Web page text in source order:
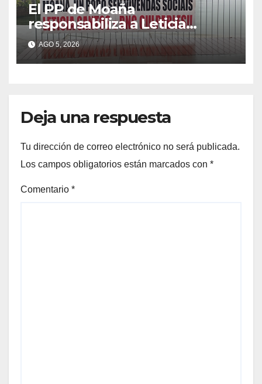
El PP de Moaña
responsabiliza a Leticia
Santos de poner en riesgo la
construcción de viviendas
sociales de As Raíñas
AGO 5, 2026
Deja una respuesta
Tu dirección de correo electrónico no será publicada.
Los campos obligatorios están marcados con *
Comentario *